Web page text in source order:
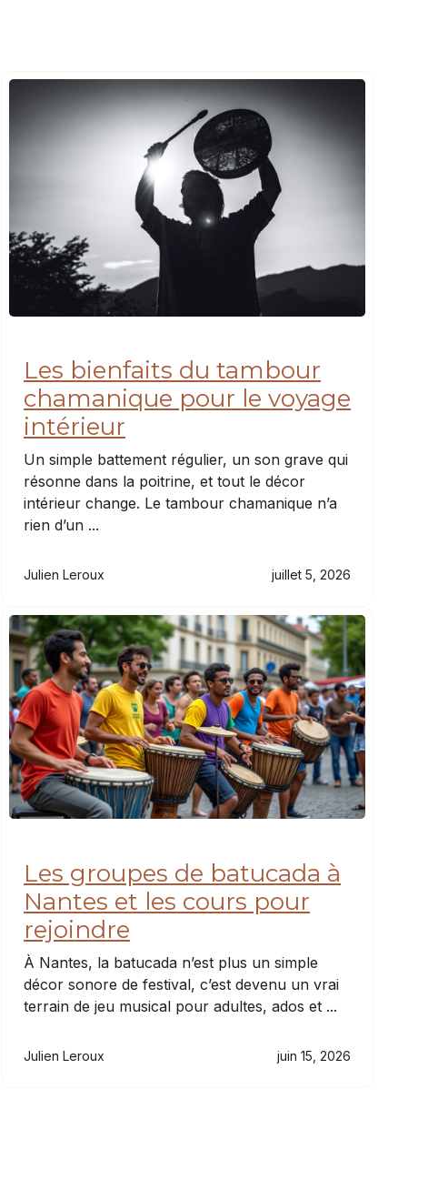
Les bienfaits du tambour
chamanique pour le voyage
intérieur
Un simple battement régulier, un son grave qui
résonne dans la poitrine, et tout le décor
intérieur change. Le tambour chamanique n’a
rien d’un ...
Julien Leroux juillet 5, 2026
Les groupes de batucada à
Nantes et les cours pour
rejoindre
À Nantes, la batucada n’est plus un simple
décor sonore de festival, c’est devenu un vrai
terrain de jeu musical pour adultes, ados et ...
Julien Leroux juin 15, 2026